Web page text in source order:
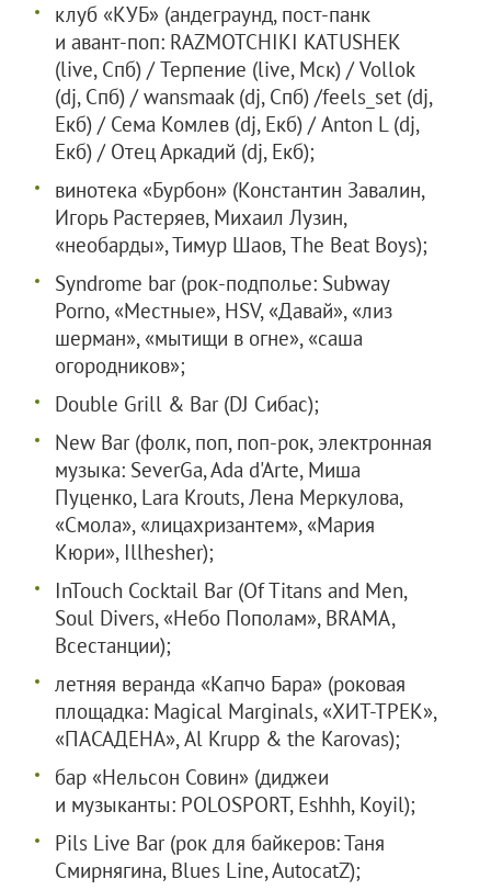
клуб «КУБ» (андеграунд, пост-панк
и авант-поп: RAZMOTCHIKI KATUSHEK
(live, Спб) / Терпение (live, Мск) / Vollok
(dj, Спб) / wansmaak (dj, Спб) /feels_set (dj,
Екб) / Сема Комлев (dj, Екб) / Anton L (dj,
Екб) / Отец Аркадий (dj, Екб);
винотека «Бурбон» (Константин Завалин,
Игорь Растеряев, Mихаил Лузин,
«необарды», Тимур Шаов, The Beat Boys);
Syndrome bar (рок-подполье: Subway
Porno, «Местные», HSV, «Давай», «лиз
шерман», «мытищи в огне», «саша
огородников»;
Double Grill & Bar (DJ Сибас);
New Bar (фолк, поп, поп-рок, электронная
музыка: SeverGa, Ada d'Arte, Миша
Пуценко, Lara Krouts, Лена Меркулова,
«Смола», «лицахризантем», «Мария
Кюри», Illhesher);
InTouch Cocktail Bar (Of Titans and Men,
Soul Divers, «Небо Пополам», BRAMA,
Всестанции);
летняя веранда «Капчо Бара» (роковая
площадка: Magical Marginals, «ХИТ-ТРЕК»,
«ПАСАДЕНА», Al Krupp & the Karovas);
бар «Нельсон Совин» (диджеи
и музыканты: POLOSPORT, Eshhh, Koyil);
Pils Live Bar (рок для байкеров: Таня
Смирнягина, Blues Line, AutocatZ);